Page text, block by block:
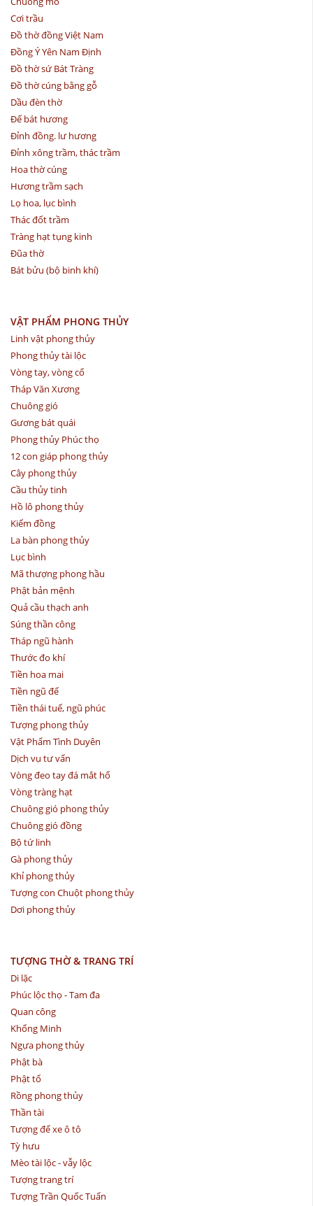
Cơi trầu
Đồ thờ đồng Việt Nam
Đồng Ý Yên Nam Định
Đồ thờ sứ Bát Tràng
Đồ thờ cúng bằng gỗ
Dầu đèn thờ
Đế bát hương
Đỉnh đồng. lư hương
Đỉnh xông trầm, thác trầm
Hoa thờ cúng
Hương trầm sạch
Lọ hoa, lục bình
Thác đốt trầm
Tràng hạt tụng kinh
Đũa thờ
Bát bửu (bộ binh khí)
VẬT PHẨM PHONG THỦY
Linh vật phong thủy
Phong thủy tài lộc
Vòng tay, vòng cổ
Tháp Văn Xương
Chuông gió
Gương bát quái
Phong thủy Phúc thọ
12 con giáp phong thủy
Cây phong thủy
Cầu thủy tinh
Hồ lô phong thủy
Kiếm đồng
La bàn phong thủy
Lục bình
Mã thượng phong hầu
Phật bản mệnh
Quả cầu thạch anh
Súng thần công
Tháp ngũ hành
Thước đo khí
Tiền hoa mai
Tiền ngũ đế
Tiền thái tuế, ngũ phúc
Tượng phong thủy
Vật Phẩm Tình Duyên
Dịch vụ tư vấn
Vòng đeo tay đá mắt hổ
Vòng tràng hạt
Chuông gió phong thủy
Chuông gió đồng
Bộ tứ linh
Gà phong thủy
Khỉ phong thủy
Tượng con Chuột phong thủy
Dơi phong thủy
TƯỢNG THỜ & TRANG TRÍ
Di lặc
Phúc lộc thọ - Tam đa
Quan công
Khổng Minh
Ngựa phong thủy
Phật bà
Phật tổ
Rồng phong thủy
Thần tài
Tượng để xe ô tô
Tỳ hưu
Mèo tài lộc - vẫy lộc
Tượng trang trí
Tượng Trần Quốc Tuấn